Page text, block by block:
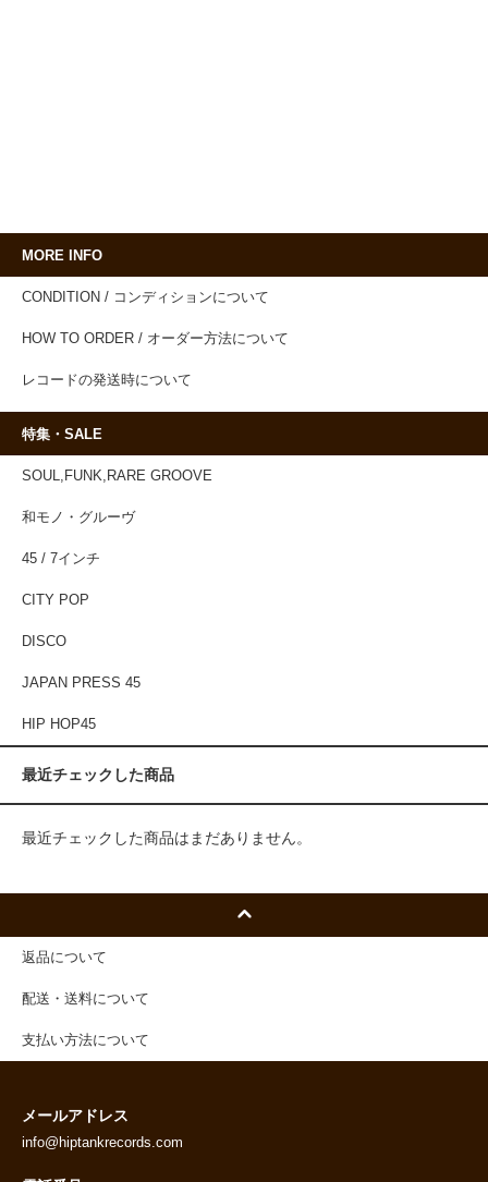
MORE INFO
CONDITION / コンディションについて
HOW TO ORDER / オーダー方法について
レコードの発送時について
特集・SALE
SOUL,FUNK,RARE GROOVE
和モノ・グルーヴ
45 / 7インチ
CITY POP
DISCO
JAPAN PRESS 45
HIP HOP45
最近チェックした商品
最近チェックした商品はまだありません。
返品について
配送・送料について
支払い方法について
メールアドレス
info@hiptankrecords.com